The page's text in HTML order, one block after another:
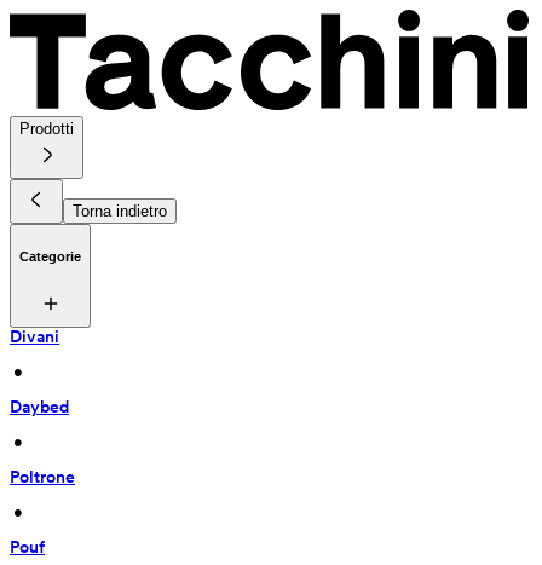
Prodotti
Torna indietro
Categorie
Divani
•
Daybed
•
Poltrone
•
Pouf